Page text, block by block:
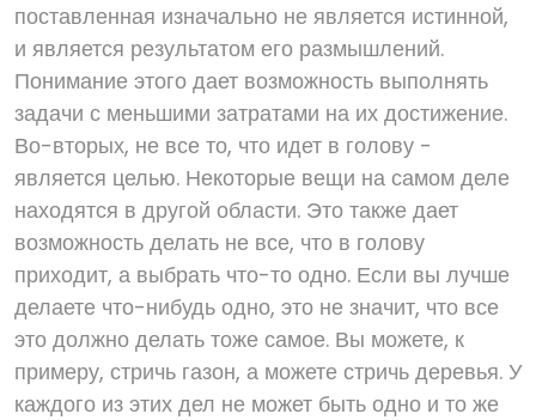
поставленная изначально не является истинной,
и является результатом его размышлений.
Понимание этого дает возможность выполнять
задачи с меньшими затратами на их достижение.
Во-вторых, не все то, что идет в голову -
является целью. Некоторые вещи на самом деле
находятся в другой области. Это также дает
возможность делать не все, что в голову
приходит, а выбрать что-то одно. Если вы лучше
делаете что-нибудь одно, это не значит, что все
это должно делать тоже самое. Вы можете, к
примеру, стричь газон, а можете стричь деревья. У
каждого из этих дел не может быть одно и то же